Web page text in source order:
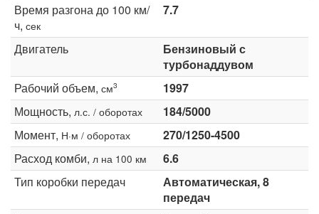
Время разгона до 100 км/
ч, сек
7.7
Двигатель
Бензиновый с
турбонаддувом
Рабочий объем, см3
1997
Мощность, л.с. / оборотах
184/5000
Момент, Н·м / оборотах
270/1250-4500
Расход комби, л на 100 км
6.6
Тип коробки передач
Автоматическая, 8
передач